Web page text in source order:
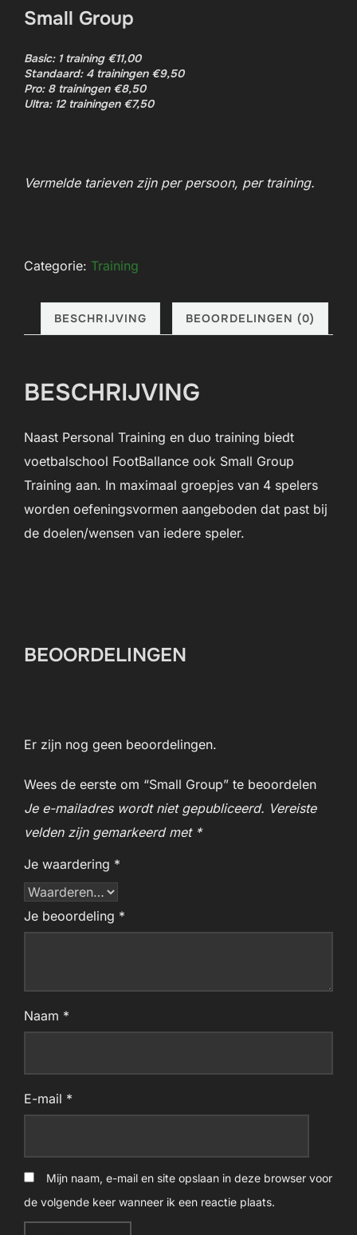
Small Group​
Basic: 1 training €11,00
Standaard: 4 trainingen €9,50
Pro: 8 trainingen €8,50
Ultra: 12 trainingen €7,50
Vermelde tarieven zijn per persoon, per training.
Categorie: Training
BESCHRIJVING BEOORDELINGEN (0)
BESCHRIJVING
Naast Personal Training en duo training biedt
voetbalschool FootBallance ook Small Group
Training aan. In maximaal groepjes van 4 spelers
worden oefeningsvormen aangeboden dat past bij
de doelen/wensen van iedere speler.
BEOORDELINGEN
Er zijn nog geen beoordelingen.
Wees de eerste om “Small Group​” te beoordelen
Je e-mailadres wordt niet gepubliceerd. Vereiste
velden zijn gemarkeerd met *
Je waardering *
Je beoordeling *
Naam *
E-mail *
Mijn naam, e-mail en site opslaan in deze browser voor
de volgende keer wanneer ik een reactie plaats.